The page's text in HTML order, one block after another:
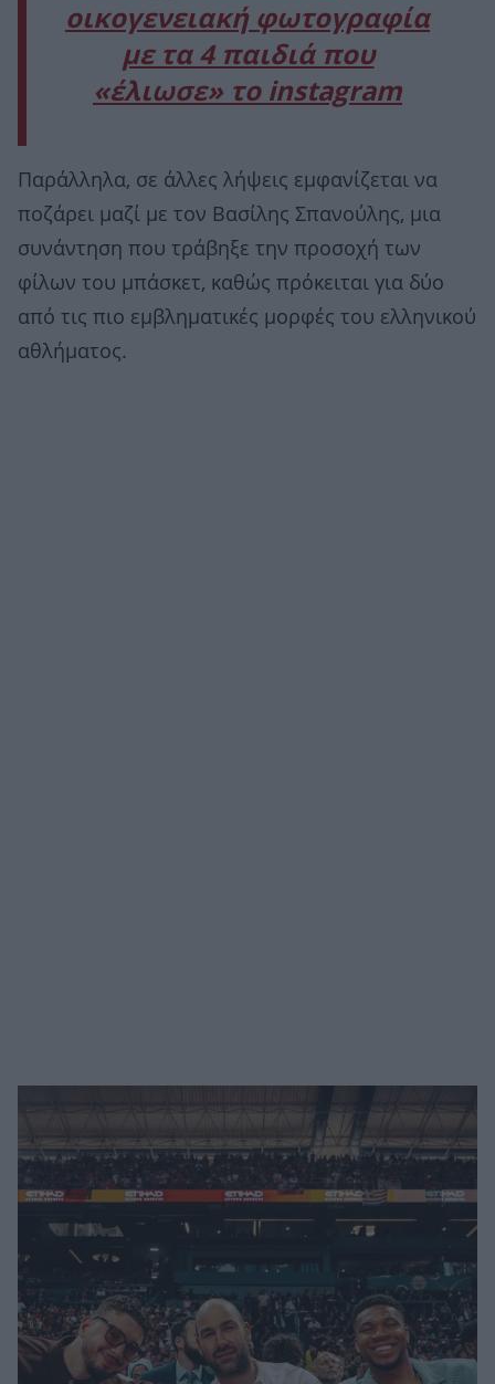
οικογενειακή φωτογραφία
με τα 4 παιδιά που
«έλιωσε» το instagram
Παράλληλα, σε άλλες λήψεις εμφανίζεται να
ποζάρει μαζί με τον Βασίλης Σπανούλης, μια
συνάντηση που τράβηξε την προσοχή των
φίλων του μπάσκετ, καθώς πρόκειται για δύο
από τις πιο εμβληματικές μορφές του ελληνικού
αθλήματος.